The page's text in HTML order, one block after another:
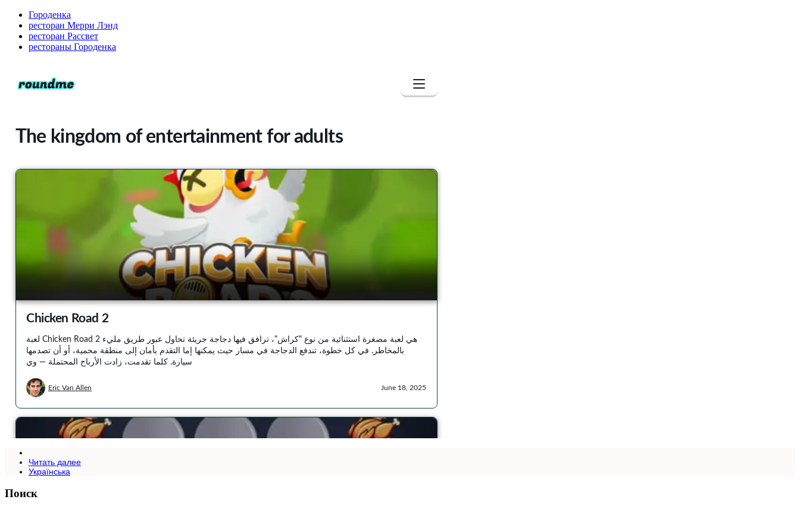
Городенка
ресторан Мерри Лэнд
ресторан Рассвет
рестораны Городенка
Читать далее
Українська
Поиск